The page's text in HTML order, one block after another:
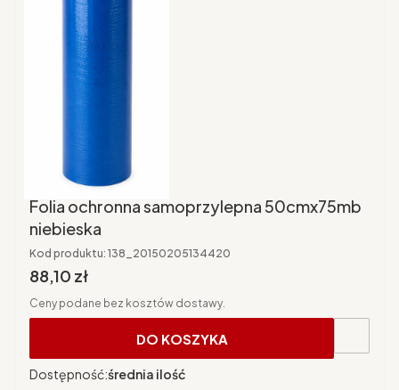
Folia ochronna samoprzylepna 50cmx75mb
niebieska
Kod produktu: 138_20150205134420
Cena brutto
88,10 zł
Ceny podane bez kosztów dostawy.
DO KOSZYKA
Dostępność:średnia ilość